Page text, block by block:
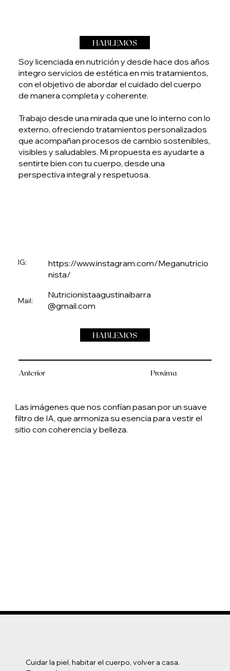
HABLEMOS
Anterior Proxima
Soy licenciada en nutrición y desde hace dos años
integro servicios de estética en mis tratamientos,
con el objetivo de abordar el cuidado del cuerpo
de manera completa y coherente.
Trabajo desde una mirada que une lo interno con lo
externo, ofreciendo tratamientos personalizados
que acompañan procesos de cambio sostenibles,
visibles y saludables. Mi propuesta es ayudarte a
sentirte bien con tu cuerpo, desde una
perspectiva integral y respetuosa.
IG:
https://www.instagram.com/Meganutricio
nista/
Mail:
Nutricionistaagustinaibarra
@gmail.com
HABLEMOS
Las imágenes que nos confían pasan por un suave
filtro de IA, que armoniza su esencia para vestir el
sitio con coherencia y belleza.
Cuidar la piel, habitar el cuerpo, volver a casa.